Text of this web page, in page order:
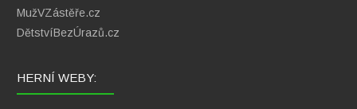
MužVZástěře.cz
DětstvíBezÚrazů.cz
HERNÍ WEBY: